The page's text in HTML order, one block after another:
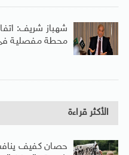
شهباز شريف:
محطة مفصلية فى
الأكثر قراءة
حصان كفيف